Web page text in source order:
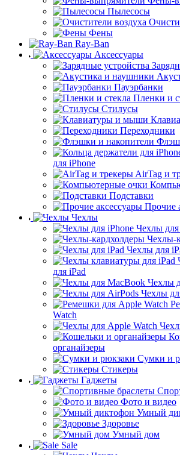
Пылесосы
Фены
Ray-Ban
Аксессуары
Пауэрбанки
Пленки и
Стилусы
Переходники
для iPhone
AirTag и
Подставки
Прочие
Чехлы
Чехлы для
Чехлы-
Чехлы для
для iPad
Чехлы
Чехлы
Watch
органайзеры
Сумки и
Стикеры
Гаджеты
Фото и видео
Умный
Здоровье
Умный дом
Sale